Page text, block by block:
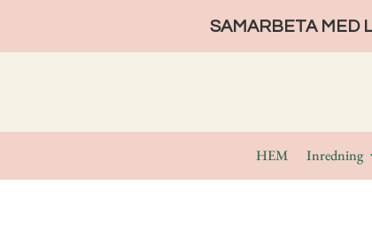
SAMARBETA MED
HEM Inredning